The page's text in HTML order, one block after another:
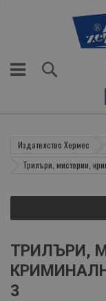
Издателство Хермес
Трилъри, мистерии,
ТРИЛЪРИ,
3